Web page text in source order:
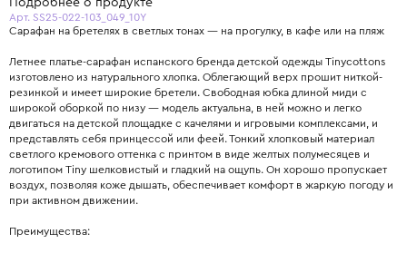
Арт. SS25-022-103_049_10Y
Сарафан на бретелях в светлых тонах — на прогулку, в кафе или на пляж
Летнее платье-сарафан испанского бренда детской одежды Tinycottons
изготовлено из натурального хлопка. Облегающий верх прошит ниткой-
резинкой и имеет широкие бретели. Свободная юбка длиной миди с
широкой оборкой по низу — модель актуальна, в ней можно и легко
двигаться на детской площадке с качелями и игровыми комплексами, и
представлять себя принцессой или феей. Тонкий хлопковый материал
светлого кремового оттенка с принтом в виде желтых полумесяцев и
логотипом Tiny шелковистый и гладкий на ощупь. Он хорошо пропускает
воздух, позволяя коже дышать, обеспечивает комфорт в жаркую погоду и
при активном движении.
Преимущества: